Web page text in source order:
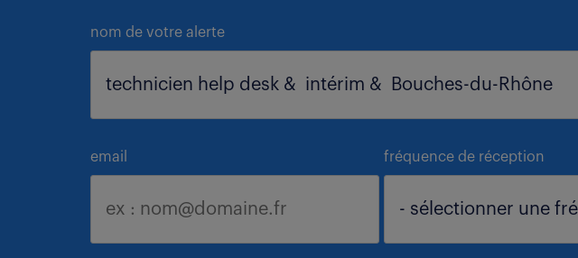
nom de votre alerte
email fréquence de réception